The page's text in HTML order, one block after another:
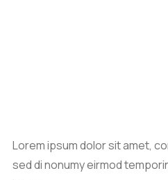
Lorem ipsum dolor sit amet,
sed di nonumy eirmod